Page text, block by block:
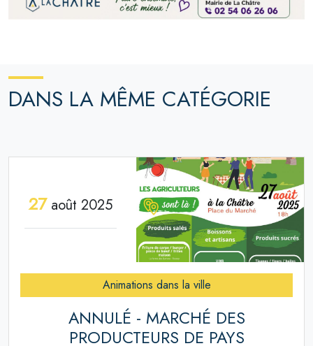
DANS LA MÊME CATÉGORIE
27août 2025
Animations dans la ville
ANNULÉ - MARCHÉ DES
PRODUCTEURS DE PAYS